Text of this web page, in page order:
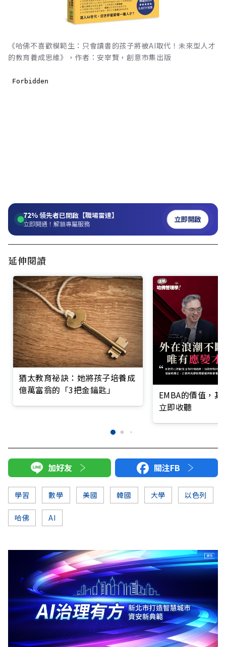
《哈佛不喜歡模範生：只會讀書的孩子將被AI取代！未來型人才
的教育養成思維》，作者：安宰賢，創意市集出版
72%領先者已開啟【職場雷達】
立即開通！解鎖專屬服務 立即開啟
延伸閱讀
猶太教育祕訣：她將孩子培養成
億萬富翁的「3把金鑰匙」
EMBA的價值，
立即收聽
加好友 關注FB
學習 數學 美國 韓國 大學 以色列
哈佛 AI